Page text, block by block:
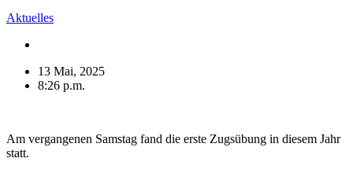
Aktuelles
13 Mai, 2025
8:26 p.m.
Am vergangenen Samstag fand die erste Zugsübung in diesem Jahr
statt.